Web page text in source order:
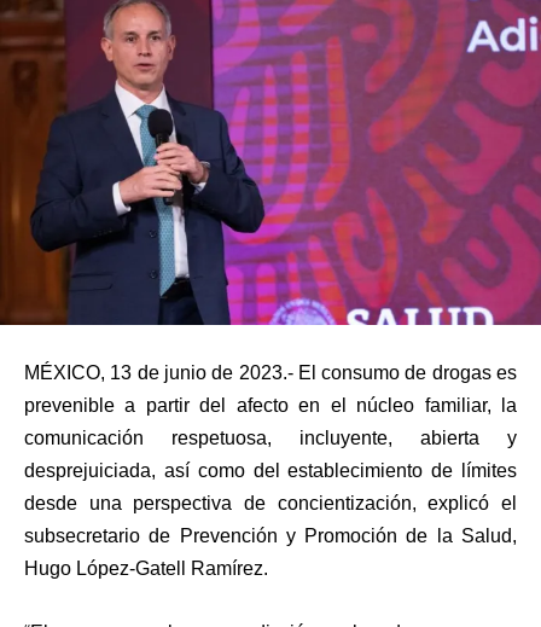
MÉXICO, 13 de junio de 2023.- El consumo de drogas es
prevenible a partir del afecto en el núcleo familiar, la
comunicación respetuosa, incluyente, abierta y
desprejuiciada, así como del establecimiento de límites
desde una perspectiva de concientización, explicó el
subsecretario de Prevención y Promoción de la Salud,
Hugo López-Gatell Ramírez.